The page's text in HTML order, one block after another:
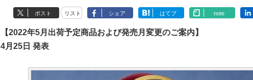
ポスト リスト シェア はてブ note
【2022年5月出荷予定商品および発売月変更のご案内】
4月25日 発表